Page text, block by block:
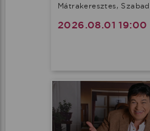
Mátrakeresztes,
2026.08.01 19:00